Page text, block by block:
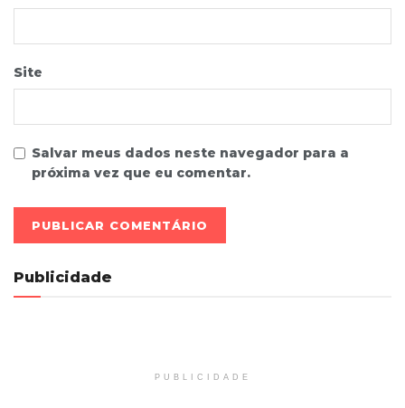
Site
Salvar meus dados neste navegador para a
próxima vez que eu comentar.
Publicidade
PUBLICIDADE